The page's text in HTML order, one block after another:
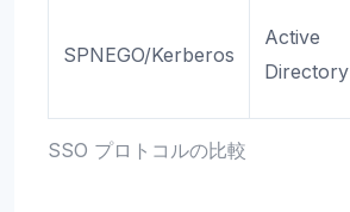
SSO プロトコルの比較
SPNEGO/Kerberos
Active
Directory